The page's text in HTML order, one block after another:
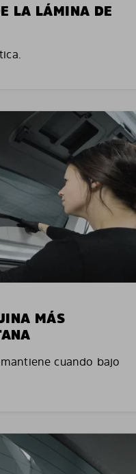
LA LÁMINA DE
MÁS
cuando bajo